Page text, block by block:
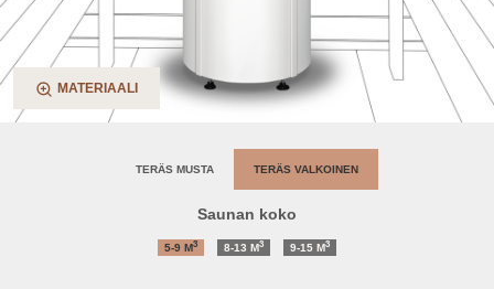
MATERIAALI
TERÄS MUSTA TERÄS VALKOINEN
Saunan koko
5-9 M3 8-13 M3 9-15 M3